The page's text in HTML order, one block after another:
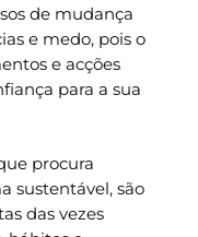
de mudança
e medo, pois o
e acções
para a sua
procura
sustentável, são
das vezes